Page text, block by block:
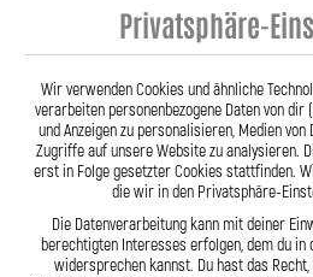
Sie sich für echte deutsche Qualität,
Produkt, das hält, was es verspricht –
Verbesserung Ihres
Hier zu unserem Video
Privatsphäre-
Wir verwenden Cookies und ähnliche
verarbeiten personenbezogene Daten von dir
und Anzeigen zu personalisieren, Medien
Zugriffe auf unsere Website zu analysieren.
erst in Folge gesetzter Cookies stattfinden.
die wir in den Privatsphäre-
Die Datenverarbeitung kann mit deiner
berechtigten Interesses erfolgen, dem du in
widersprechen kannst. Du hast das